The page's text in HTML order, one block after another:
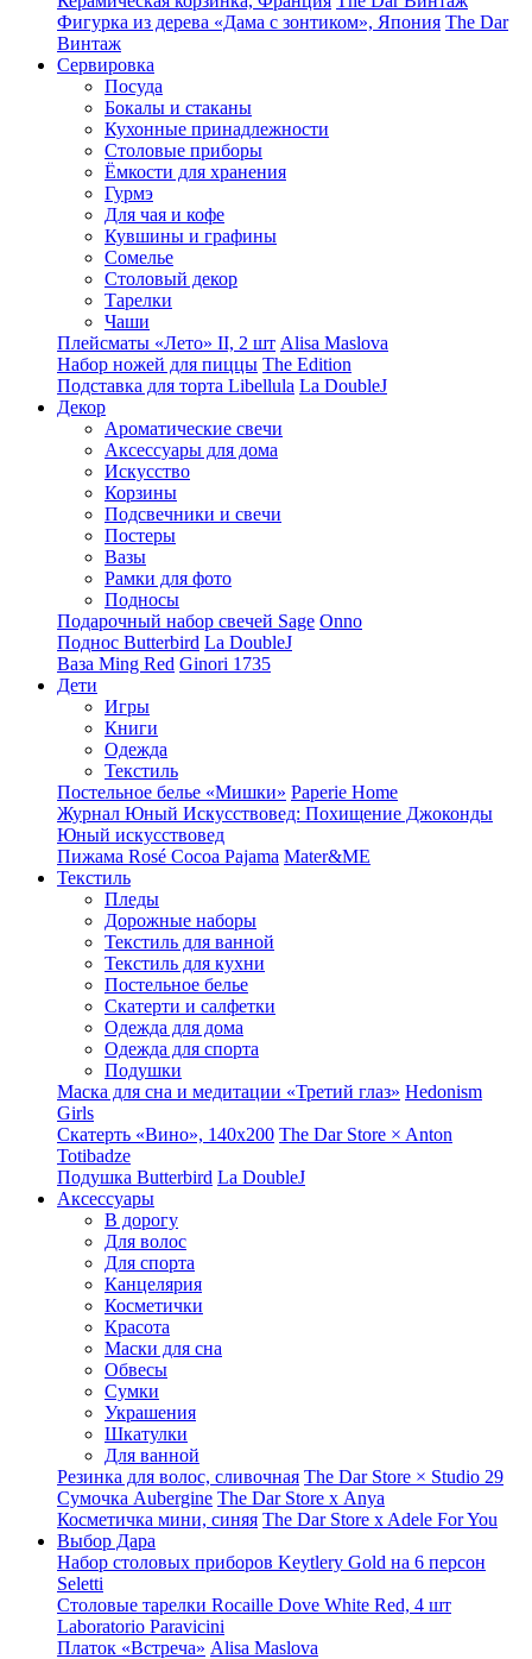
Фигурка из дерева «Дама с зонтиком», Япония The Dar
Винтаж
Сервировка
Посуда
Бокалы и стаканы
Кухонные принадлежности
Столовые приборы
Ëмкости для хранения
Гурмэ
Для чая и кофе
Кувшины и графины
Сомелье
Столовый декор
Тарелки
Чаши
Плейсматы «Лето» II, 2 шт Alisa Maslova
Набор ножей для пиццы The Edition
Подставка для торта Libellula La DoubleJ
Декор
Ароматические свечи
Аксессуары для дома
Искусство
Корзины
Подсвечники и свечи
Постеры
Вазы
Рамки для фото
Подносы
Подарочный набор свечей Sage Onno
Поднос Butterbird La DoubleJ
Ваза Ming Red Ginori 1735
Дети
Игры
Книги
Одежда
Текстиль
Постельное белье «Мишки» Paperie Home
Журнал Юный Искусствовед: Похищение Джоконды
Юный искусствовед
Пижама Rosé Cocoa Pajama Mater&ME
Текстиль
Пледы
Дорожные наборы
Текстиль для ванной
Текстиль для кухни
Постельное белье
Скатерти и салфетки
Одежда для дома
Одежда для спорта
Подушки
Маска для сна и медитации «Третий глаз» Hedonism
Girls
Скатерть «Вино», 140х200 The Dar Store × Anton
Totibadze
Подушка Butterbird La DoubleJ
Аксессуары
В дорогу
Для волос
Для спорта
Канцелярия
Косметички
Красота
Маски для сна
Обвесы
Сумки
Украшения
Шкатулки
Для ванной
Резинка для волос, сливочная The Dar Store × Studio 29
Сумочка Aubergine The Dar Store x Anya
Косметичка мини, синяя The Dar Store x Adele For You
Выбор Дара
Набор столовых приборов Keytlery Gold на 6 персон
Seletti
Столовые тарелки Rocaille Dove White Red, 4 шт
Laboratorio Paravicini
Платок «Встреча» Alisa Maslova